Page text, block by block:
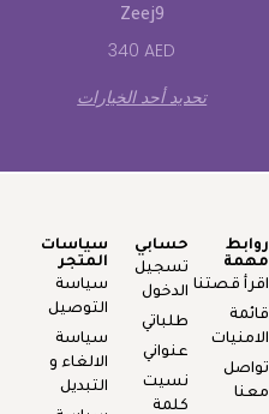
Zeej9
340AED
تحديد أحد الخيارات
روابط
مهمة
اقرأ قصتنا
قائمة
الامنيات
تواصل
معنا
حسابي
تسجيل
الدخول
طلباتي
عنواني
نسيت
كلمة
سياسات
المتجر
سياسة
التوصيل
سياسة
الالغاء و
التبديل